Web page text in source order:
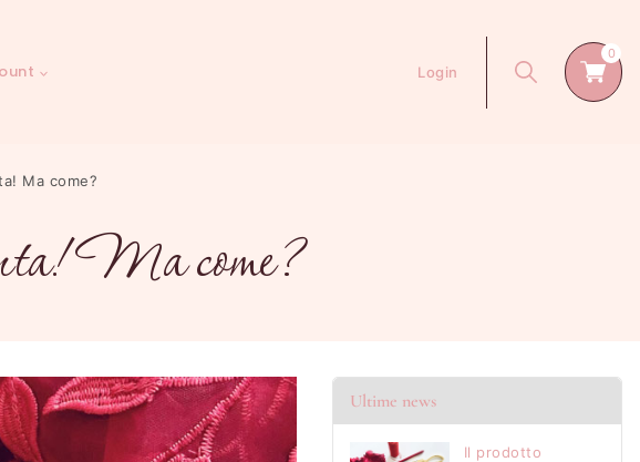
Login
0
Ma come?
Ma come?
Ultime news
Il prodotto